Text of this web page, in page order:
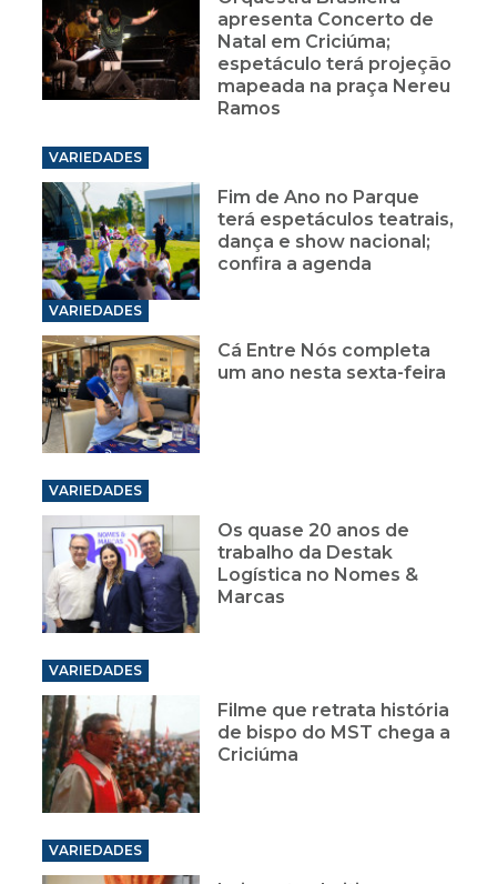
apresenta Concerto de
Natal em Criciúma;
espetáculo terá projeção
mapeada na praça Nereu
Ramos
VARIEDADES
Fim de Ano no Parque
terá espetáculos teatrais,
dança e show nacional;
confira a agenda
VARIEDADES
Cá Entre Nós completa
um ano nesta sexta-feira
VARIEDADES
Os quase 20 anos de
trabalho da Destak
Logística no Nomes &
Marcas
VARIEDADES
Filme que retrata história
de bispo do MST chega a
Criciúma
VARIEDADES